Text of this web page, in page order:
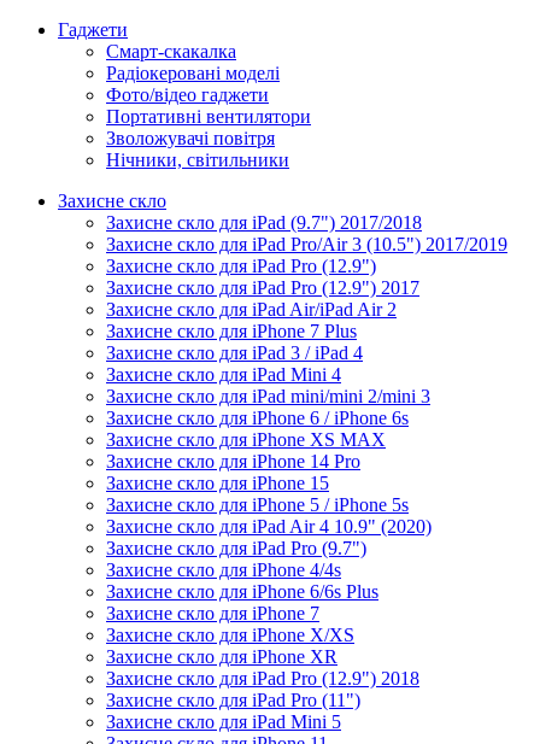
Гаджети
Смарт-скакалка
Радіокеровані моделі
Фото/відео гаджети
Портативні вентилятори
Зволожувачі повітря
Нічники, світильники
Захисне скло
Захисне скло для iPad (9.7") 2017/2018
Захисне скло для iPad Pro/Air 3 (10.5") 2017/2019
Захисне скло для iPad Pro (12.9")
Захисне скло для iPad Pro (12.9") 2017
Захисне скло для iPad Air/iPad Air 2
Захисне скло для iPhone 7 Plus
Захисне скло для iPad 3 / iPad 4
Захисне скло для iPad Mini 4
Захисне скло для iPad mini/mini 2/mini 3
Захисне скло для iPhone 6 / iPhone 6s
Захисне скло для iPhone XS MAX
Захисне скло для iPhone 14 Pro
Захисне скло для iPhone 15
Захисне скло для iPhone 5 / iPhone 5s
Захисне скло для iPad Air 4 10.9" (2020)
Захисне скло для iPad Pro (9.7")
Захисне скло для iPhone 4/4s
Захисне скло для iPhone 6/6s Plus
Захисне скло для iPhone 7
Захисне скло для iPhone X/XS
Захисне скло для iPhone XR
Захисне скло для iPad Pro (12.9") 2018
Захисне скло для iPad Pro (11")
Захисне скло для iPad Mini 5